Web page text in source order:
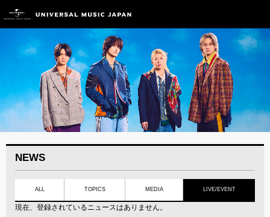
NEWS
ALL TOPICS MEDIA LIVE/EVENT
現在、登録されているニュースはありません。